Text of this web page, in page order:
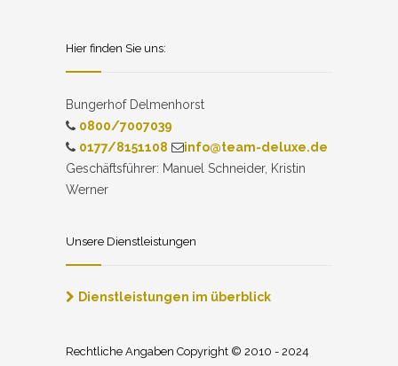
Hier finden Sie uns:
Bungerhof Delmenhorst
0800/7007039
0177/8151108
info@team-deluxe.de
Geschäftsführer: Manuel Schneider, Kristin
Werner
Unsere Dienstleistungen
Dienstleistungen im überblick
Rechtliche Angaben Copyright © 2010 - 2024